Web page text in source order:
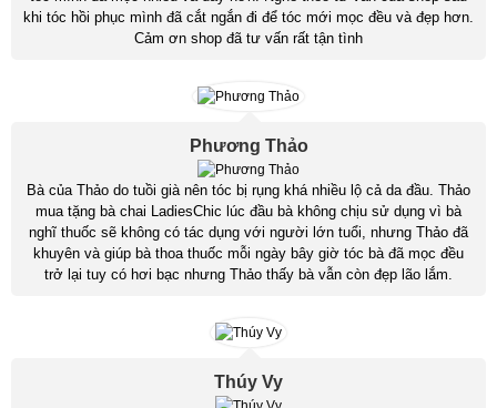
khi tóc hồi phục mình đã cắt ngắn đi để tóc mới mọc đều và đẹp hơn.
Cảm ơn shop đã tư vấn rất tận tình
Phương Thảo
Bà của Thảo do tuồi già nên tóc bị rụng khá nhiều lộ cả da đầu. Thảo
mua tặng bà chai LadiesChic lúc đầu bà không chịu sử dụng vì bà
nghĩ thuốc sẽ không có tác dụng với người lớn tuổi, nhưng Thảo đã
khuyên và giúp bà thoa thuốc mỗi ngày bây giờ tóc bà đã mọc đều
trở lại tuy có hơi bạc nhưng Thảo thấy bà vẫn còn đẹp lão lắm.
Thúy Vy